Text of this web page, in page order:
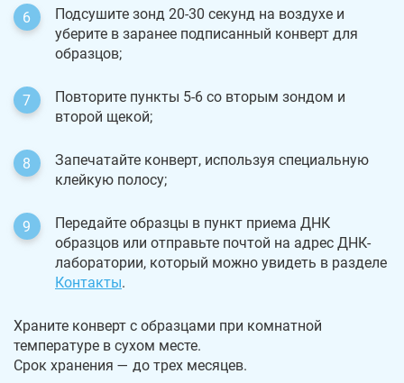
Подсушите зонд 20-30 секунд на воздухе и
уберите в заранее подписанный конверт для
образцов;
Повторите пункты 5-6 со вторым зондом и
второй щекой;
Запечатайте конверт, используя специальную
клейкую полосу;
Передайте образцы в пункт приема ДНК
образцов или отправьте почтой на адрес ДНК-
лаборатории, который можно увидеть в разделе
Контакты.
Храните конверт с образцами при комнатной
температуре в сухом месте.
Срок хранения — до трех месяцев.